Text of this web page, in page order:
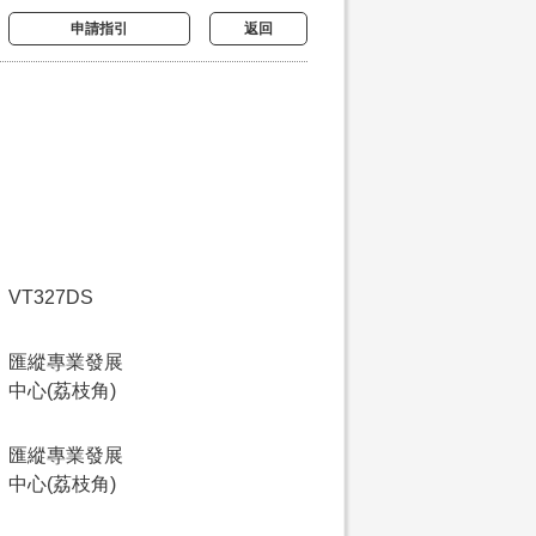
申請指引 返回
VT327DS
匯縱專業發展
中心(荔枝角)
匯縱專業發展
中心(荔枝角)